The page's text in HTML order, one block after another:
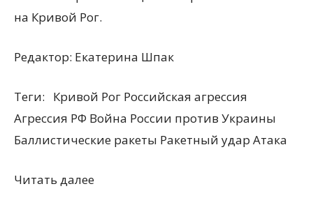
на Кривой Рог.
Редактор: Екатерина Шпак
Теги:
Кривой Рог Российская агрессия
Агрессия РФ Война России против Украины
Баллистические ракеты Ракетный удар Атака
Читать далее